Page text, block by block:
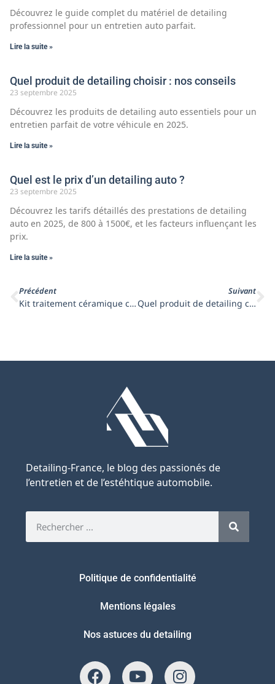
Découvrez le guide complet du matériel de detailing
professionnel pour un entretien auto parfait.
Lire la suite »
Quel produit de detailing choisir : nos conseils
23 septembre 2025
Découvrez les produits de detailing auto essentiels pour un
entretien parfait de votre véhicule en 2025.
Lire la suite »
Quel est le prix d’un detailing auto ?
23 septembre 2025
Découvrez les tarifs détaillés des prestations de detailing
auto en 2025, de 800 à 1500€, et les facteurs influençant les
prix.
Lire la suite »
Précédent
Kit traitement céramique carrosserie
Suivant
Quel produit de detailing choisir : nos conseils
Detailing-France, le blog des passionés de
l’entretien et de l’estéhtique automobile.
Politique de confidentialité
Mentions légales
Nos astuces du detailing